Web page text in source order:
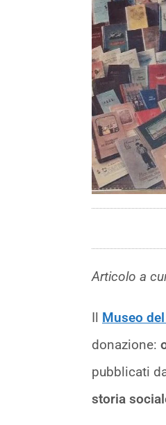
Articolo a
Il Museo
donazione:
pubblicati
storia